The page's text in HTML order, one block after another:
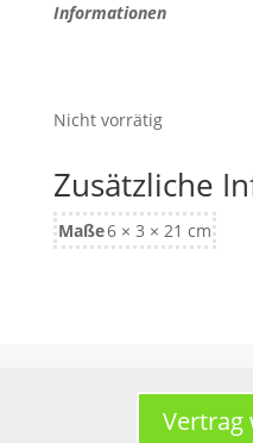
Informationen
Nicht vorrätig
Zusätzliche
Maße6 × 3 × 21 cm
Vertrag